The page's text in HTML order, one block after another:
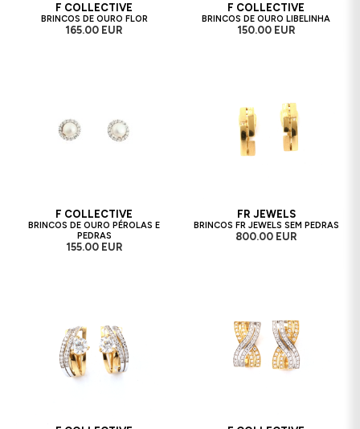
F COLLECTIVE
BRINCOS DE OURO FLOR
165.00 EUR
F COLLECTIVE
BRINCOS DE OURO LIBELINHA
150.00 EUR
F COLLECTIVE
BRINCOS DE OURO PÉROLAS E
PEDRAS
155.00 EUR
FR JEWELS
BRINCOS FR JEWELS SEM PEDRAS
800.00 EUR